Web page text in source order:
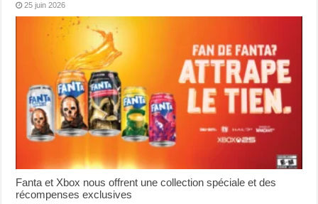
25 juin 2026
Fanta et Xbox nous offrent une collection spéciale et des
récompenses exclusives